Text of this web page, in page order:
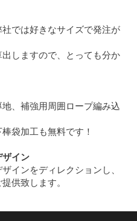
では好きなサイズで発注が
しますので、とっても分か
、補強用周囲ロープ編み込
袋加工も無料です！
イン
インをディレクションし、
供致します。